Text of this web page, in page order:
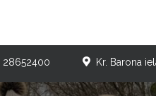
28652400 Kr. Barona